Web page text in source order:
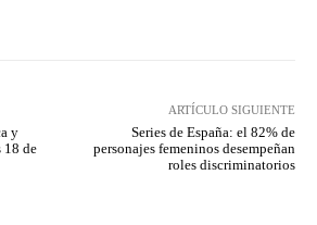
y
18 de
ARTÍCULO SIGUIENTE
Series de España: el 82% de
personajes femeninos desempeñan
roles discriminatorios